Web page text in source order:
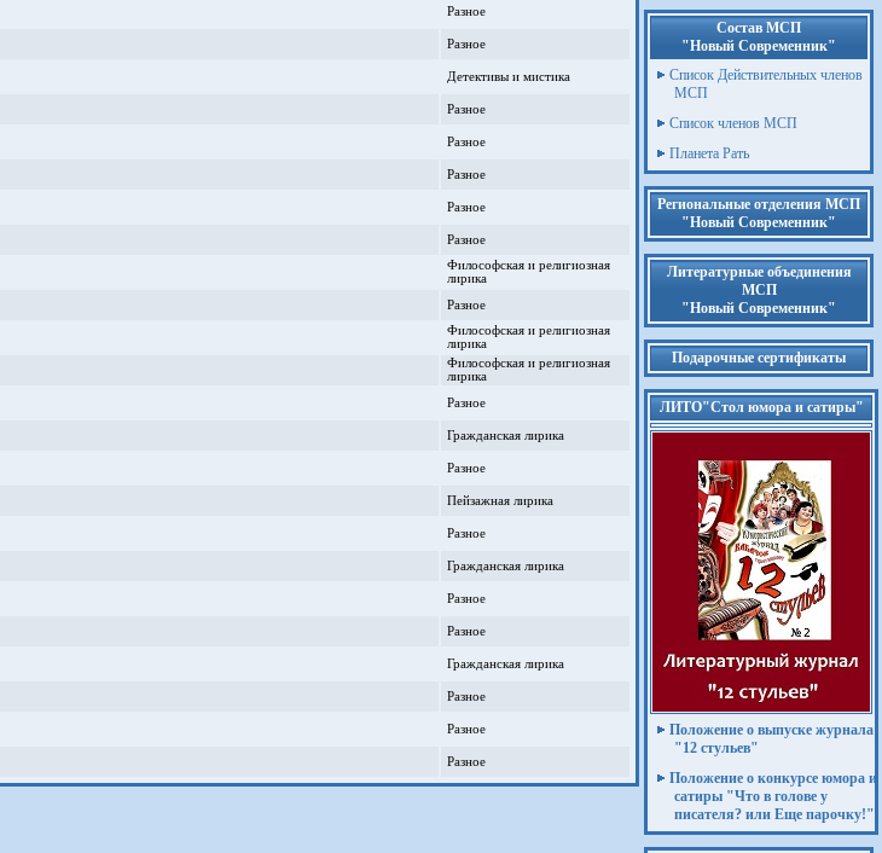
Разное
Разное
Детективы и мистика
Разное
Разное
Разное
Разное
Разное
Философская и религиозная
лирика
Разное
Философская и религиозная
лирика
Философская и религиозная
лирика
Разное
Гражданская лирика
Разное
Пейзажная лирика
Разное
Гражданская лирика
Разное
Разное
Гражданская лирика
Разное
Разное
Разное
Состав МСП
"Новый Современник"
Список Действительных членов
МСП
Список членов МСП
Планета Рать
Региональные отделения МСП
"Новый Современник"
Литературные объединения
МСП
"Новый Современник"
Подарочные сертификаты
ЛИТО"Стол юмора и сатиры"
Положение о выпуске журнала
"12 стульев"
Положение о конкурсе юмора и
сатиры "Что в голове у
писателя? или Еще парочку!"